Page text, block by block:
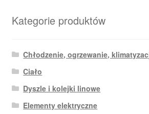
Kategorie produktów
Chłodzenie, ogrzewanie,
Ciało
Dyszle i kolejki linowe
Elementy elektryczne